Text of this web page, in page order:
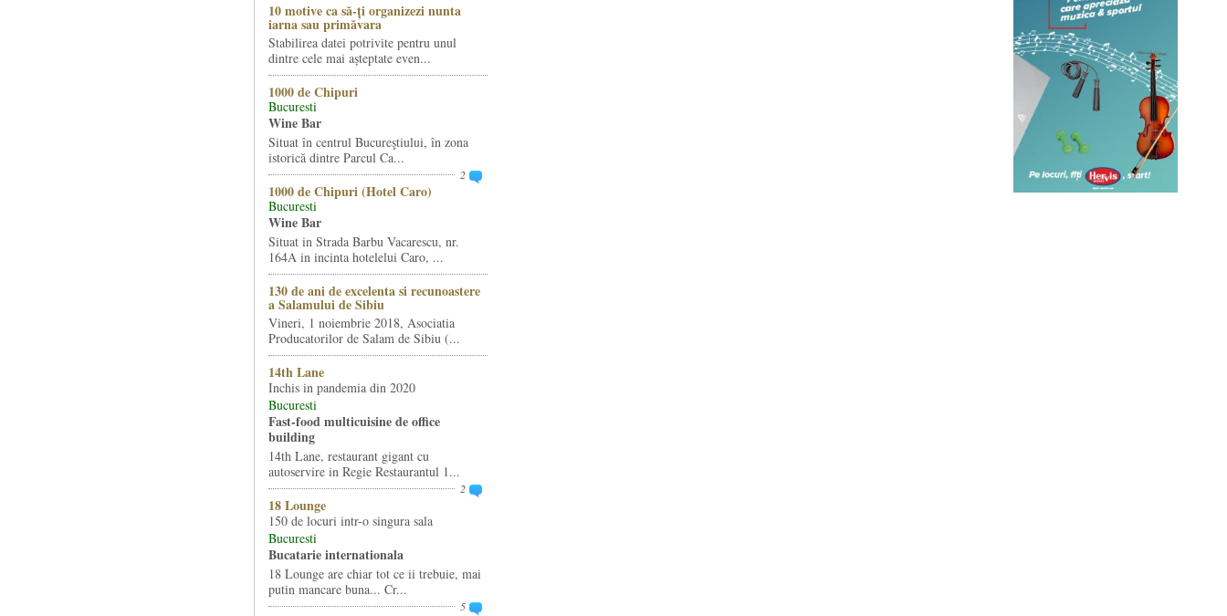
10 motive ca să-ți organizezi nunta
iarna sau primăvara
Stabilirea datei potrivite pentru unul
dintre cele mai așteptate even...
1000 de Chipuri
Bucuresti
Wine Bar
Situat în centrul Bucureştiului, în zona
istorică dintre Parcul Ca...
2
1000 de Chipuri (Hotel Caro)
Bucuresti
Wine Bar
Situat in Strada Barbu Vacarescu, nr.
164A in incinta hotelelui Caro, ...
130 de ani de excelenta si recunoastere
a Salamului de Sibiu
Vineri, 1 noiembrie 2018, Asociatia
Producatorilor de Salam de Sibiu (...
14th Lane
Inchis in pandemia din 2020
Bucuresti
Fast-food multicuisine de office
building
14th Lane, restaurant gigant cu
autoservire in Regie Restaurantul 1...
2
18 Lounge
150 de locuri intr-o singura sala
Bucuresti
Bucatarie internationala
18 Lounge are chiar tot ce ii trebuie, mai
putin mancare buna... Cr...
5